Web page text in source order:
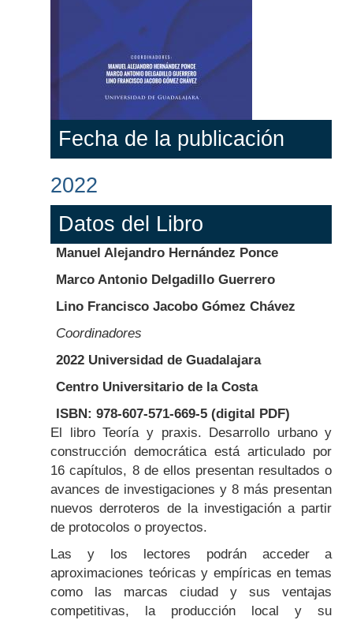
Fecha de la publicación
2022
Datos del Libro
Manuel Alejandro Hernández Ponce
Marco Antonio Delgadillo Guerrero
Lino Francisco Jacobo Gómez Chávez
Coordinadores
2022 Universidad de Guadalajara
Centro Universitario de la Costa
ISBN: 978-607-571-669-5 (digital PDF)
Body
El libro Teoría y praxis. Desarrollo urbano y
construcción democrática está articulado por
16 capítulos, 8 de ellos presentan resultados o
avances de investigaciones y 8 más presentan
nuevos derroteros de la investigación a partir
de protocolos o proyectos.
Las y los lectores podrán acceder a
aproximaciones teóricas y empíricas en temas
como las marcas ciudad y sus ventajas
competitivas, la producción local y su